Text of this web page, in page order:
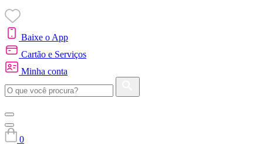
Baixe o App
Cartão e Serviços
Minha conta
0